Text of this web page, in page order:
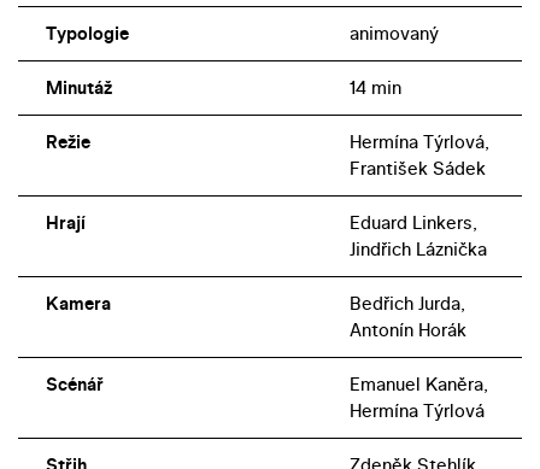
Typologie animovaný
Minutáž 14 min
Režie
Hermína Týrlová,
František Sádek
Hrají
Eduard Linkers,
Jindřich Láznička
Kamera
Bedřich Jurda,
Antonín Horák
Scénář
Emanuel Kaněra,
Hermína Týrlová